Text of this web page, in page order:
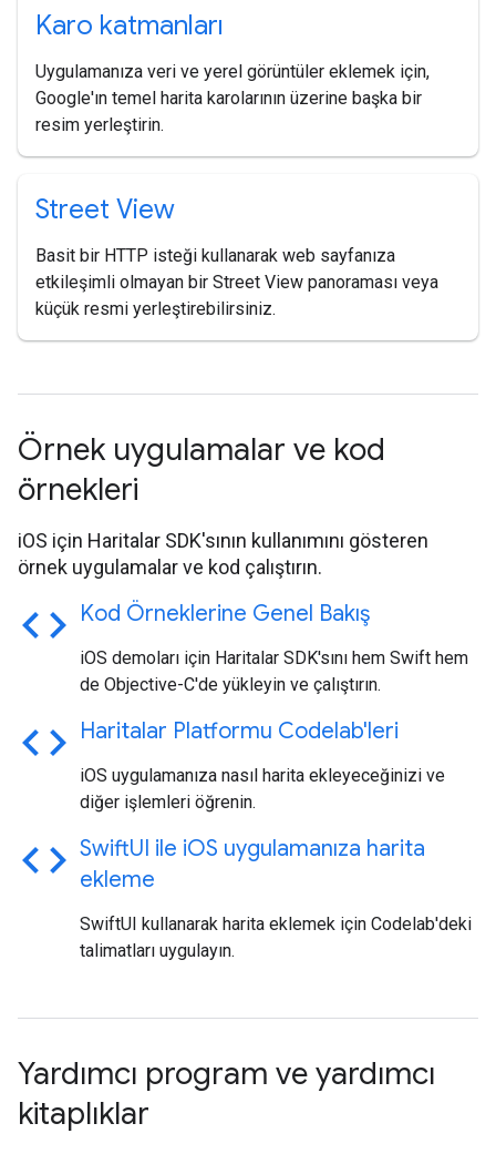
Karo katmanları
Uygulamanıza veri ve yerel görüntüler eklemek için,
Google'ın temel harita karolarının üzerine başka bir
resim yerleştirin.
Street View
Basit bir HTTP isteği kullanarak web sayfanıza
etkileşimli olmayan bir Street View panoraması veya
küçük resmi yerleştirebilirsiniz.
Örnek uygulamalar ve kod
örnekleri
iOS için Haritalar SDK'sının kullanımını gösteren
örnek uygulamalar ve kod çalıştırın.
code Kod Örneklerine Genel Bakış
iOS demoları için Haritalar SDK'sını hem Swift hem
de Objective-C'de yükleyin ve çalıştırın.
code Haritalar Platformu Codelab'leri
iOS uygulamanıza nasıl harita ekleyeceğinizi ve
diğer işlemleri öğrenin.
code SwiftUI ile iOS uygulamanıza harita
ekleme
SwiftUI kullanarak harita eklemek için Codelab'deki
talimatları uygulayın.
Yardımcı program ve yardımcı
kitaplıklar